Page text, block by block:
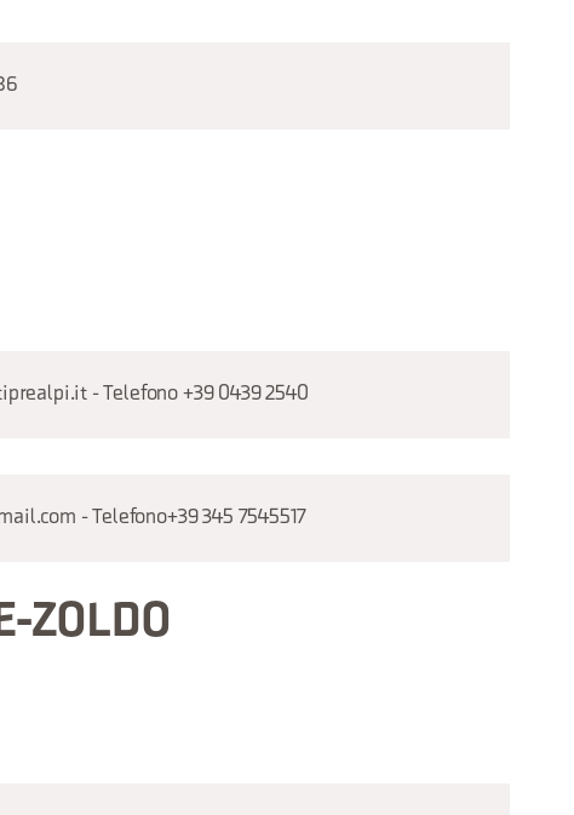
- Telefono +39 0439 2540
- Telefono+39 345 7545517
ZOLDO